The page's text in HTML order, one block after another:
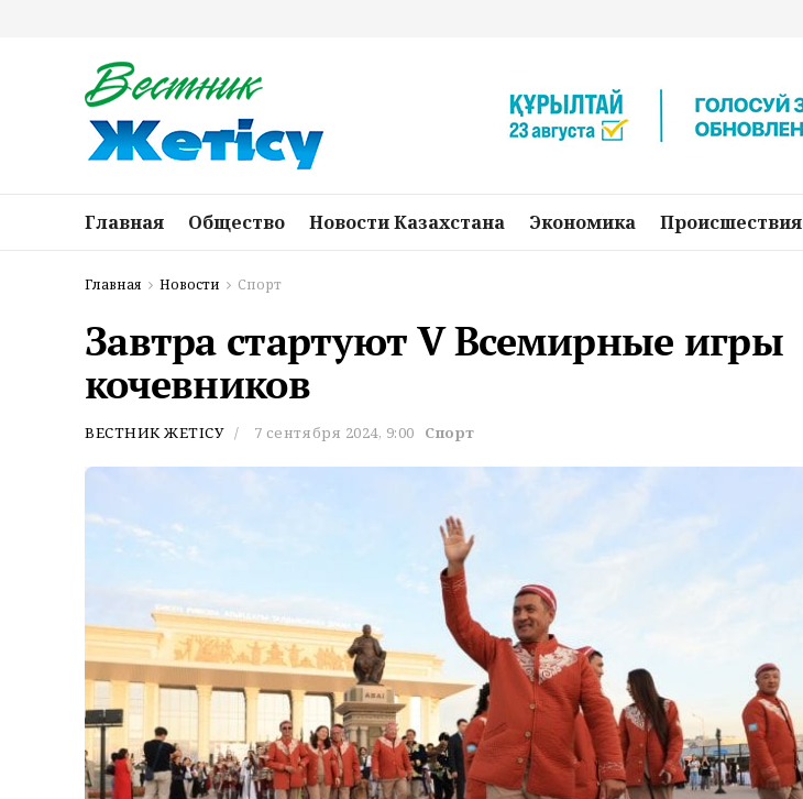
Главная Общество Новости Казахстана Экономика Происшествия
Главная Новости Спорт
Завтра стартуют V Всемирные игры
кочевников
ВЕСТНИК ЖЕТІСУ 7 сентября 2024, 9:00 Спорт